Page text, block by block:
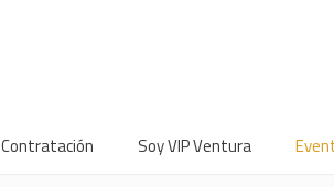
Contratación Soy VIP Ventura